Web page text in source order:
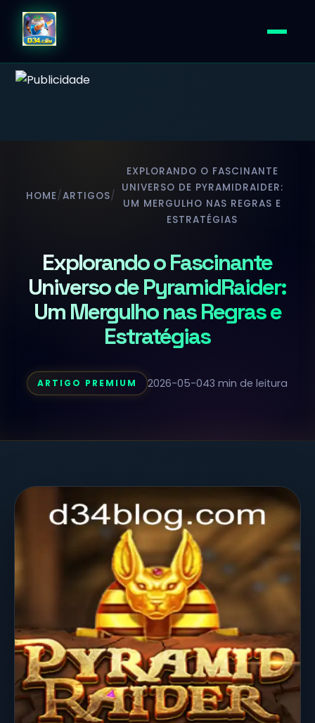
HOME/ARTIGOS/
EXPLORANDO O FASCINANTE
UNIVERSO DE PYRAMIDRAIDER:
UM MERGULHO NAS REGRAS E
ESTRATÉGIAS
Explorando o Fascinante
Universo de PyramidRaider:
Um Mergulho nas Regras e
Estratégias
ARTIGO PREMIUM 2026-05-043 min de leitura